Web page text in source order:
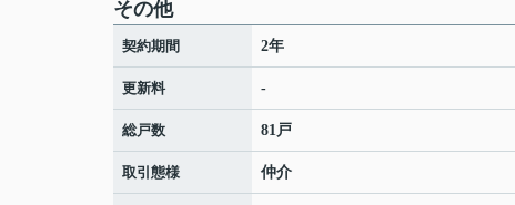
その他
契約期間 2年
更新料 -
総戸数 81戸
取引態様 仲介